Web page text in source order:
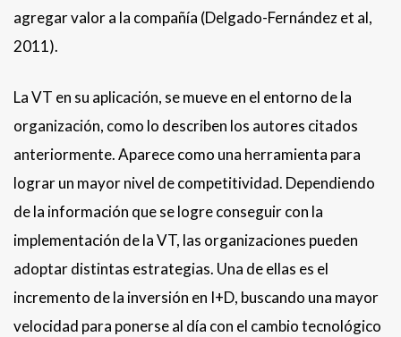
agregar valor a la compañía (Delgado-Fernández et al,
2011).
La VT en su aplicación, se mueve en el entorno de la
organización, como lo describen los autores citados
anteriormente. Aparece como una herramienta para
lograr un mayor nivel de competitividad. Dependiendo
de la información que se logre conseguir con la
implementación de la VT, las organizaciones pueden
adoptar distintas estrategias. Una de ellas es el
incremento de la inversión en I+D, buscando una mayor
velocidad para ponerse al día con el cambio tecnológico